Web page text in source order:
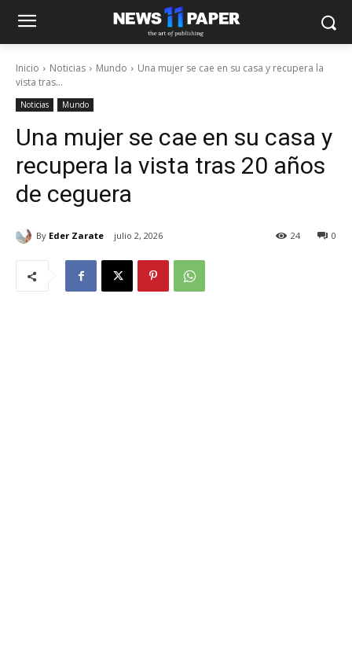
Inicio Noticias Mundo
Una mujer se cae en su casa y recupera la
vista tras...
Noticias Mundo
Una mujer se cae en su casa y
recupera la vista tras 20 años
de ceguera
By Eder Zarate julio 2, 2026 0
24